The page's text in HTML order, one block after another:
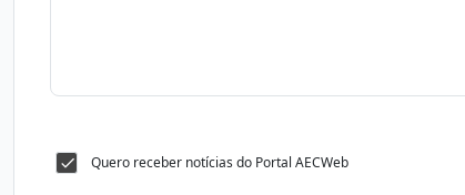
Quero receber notícias do Portal AECWeb